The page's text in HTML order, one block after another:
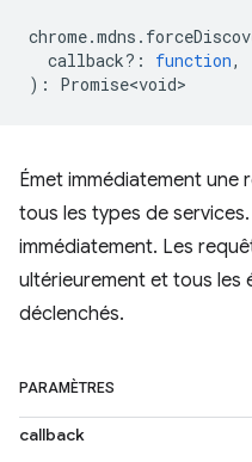
chrome.mdns .
callback? : function,
) : Promise<void>
Émet immédiatement une
tous les types de services.
immédiatement. Les
ultérieurement et tous les
déclenchés.
PARAMÈTRES
callback